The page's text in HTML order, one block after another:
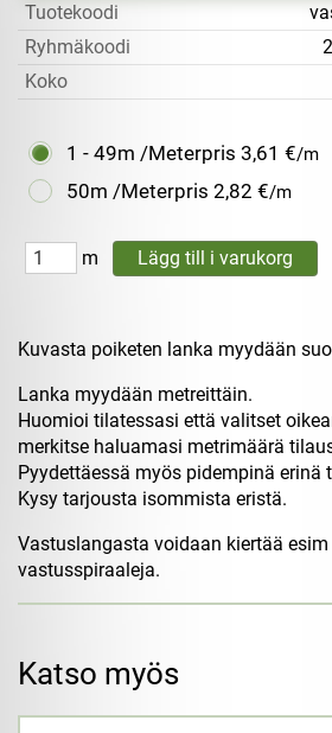
Tuotekoodi
Ryhmäkoodi
Koko
1 - 49m /Meterpris 3,61 €/m
50m /Meterpris 2,82 €/m
m
Kuvasta poiketen lanka myydään
Lanka myydään metreittäin.
Huomioi tilatessasi että valitset
merkitse haluamasi metrimäärä
Pyydettäessä myös pidempinä erinä
Kysy tarjousta isommista eristä.
Vastuslangasta voidaan kiertää
vastusspiraaleja.
Katso myös